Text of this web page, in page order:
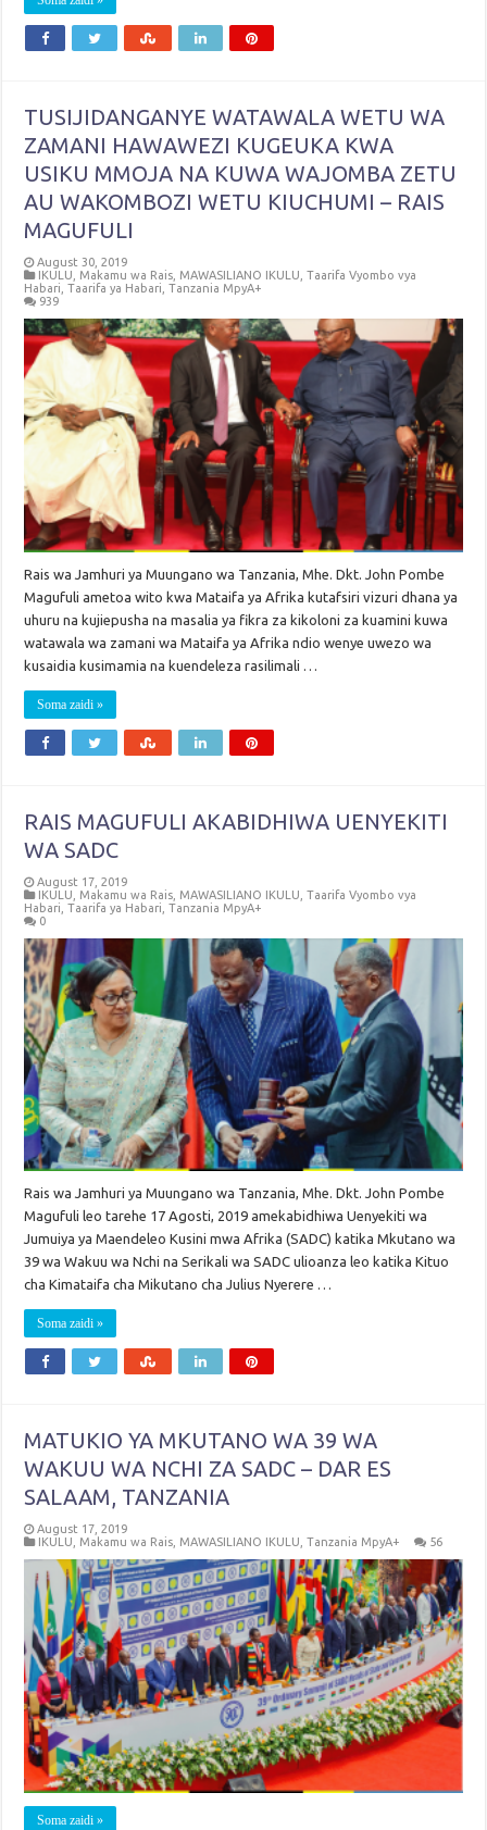
TUSIJIDANGANYE WATAWALA WETU WA
ZAMANI HAWAWEZI KUGEUKA KWA
USIKU MMOJA NA KUWA WAJOMBA ZETU
AU WAKOMBOZI WETU KIUCHUMI – RAIS
MAGUFULI
August 30, 2019
IKULU
Makamu wa Rais MAWASILIANO IKULU ,Taarifa Vyombo vya
Habari ,Taarifa ya Habari ,Tanzania MpyA+
939
Rais wa Jamhuri ya Muungano wa Tanzania, Mhe. Dkt. John Pombe
Magufuli ametoa wito kwa Mataifa ya Afrika kutafsiri vizuri dhana ya
uhuru na kujiepusha na masalia ya fikra za kikoloni za kuamini kuwa
watawala wa zamani wa Mataifa ya Afrika ndio wenye uwezo wa
kusaidia kusimamia na kuendeleza rasilimali …
Soma zaidi »
RAIS MAGUFULI AKABIDHIWA UENYEKITI
WA SADC
August 17, 2019
IKULU
Makamu wa Rais MAWASILIANO IKULU ,Taarifa Vyombo vya
Habari ,Taarifa ya Habari ,Tanzania MpyA+
0
Rais wa Jamhuri ya Muungano wa Tanzania, Mhe. Dkt. John Pombe
Magufuli leo tarehe 17 Agosti, 2019 amekabidhiwa Uenyekiti wa
Jumuiya ya Maendeleo Kusini mwa Afrika (SADC) katika Mkutano wa
39 wa Wakuu wa Nchi na Serikali wa SADC ulioanza leo katika Kituo
cha Kimataifa cha Mikutano cha Julius Nyerere …
Soma zaidi »
MATUKIO YA MKUTANO WA 39 WA
WAKUU WA NCHI ZA SADC – DAR ES
SALAAM, TANZANIA
August 17, 2019
IKULU, Makamu wa Rais, MAWASILIANO IKULU,Tanzania MpyA+ 56
Soma zaidi »